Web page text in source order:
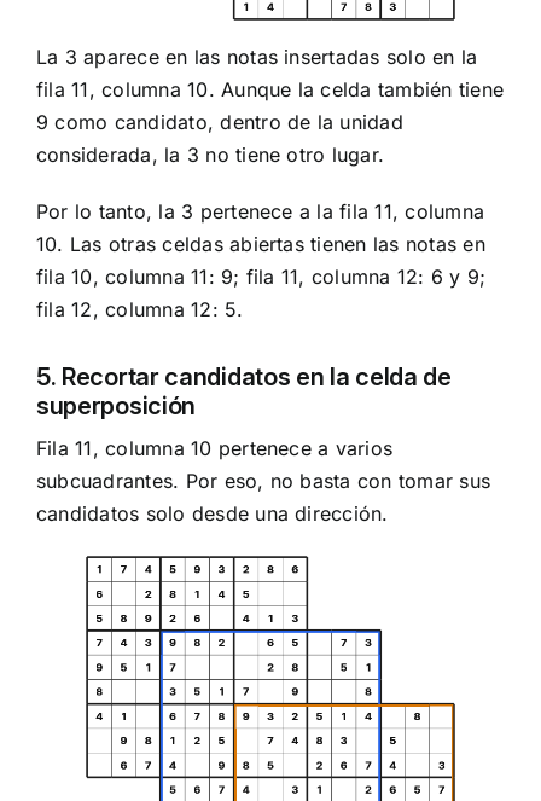
La 3 aparece en las notas insertadas solo en la
fila 11, columna 10. Aunque la celda también tiene
9 como candidato, dentro de la unidad
considerada, la 3 no tiene otro lugar.
Por lo tanto, la 3 pertenece a la fila 11, columna
10. Las otras celdas abiertas tienen las notas en
fila 10, columna 11: 9; fila 11, columna 12: 6 y 9;
fila 12, columna 12: 5.
5. Recortar candidatos en la celda de
superposición
Fila 11, columna 10 pertenece a varios
subcuadrantes. Por eso, no basta con tomar sus
candidatos solo desde una dirección.